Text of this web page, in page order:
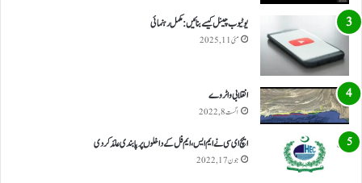
یوٹیوب چینل کیسے بنائیں: مکمل رہنمائی
مئی 11, 2025
انقلابی واٹر وے
اگست 8, 2022
ایچ ای سی نے ایم ایس، ایم فل کے داخلوں پر پابندی عائد کر دی
جون 17, 2022